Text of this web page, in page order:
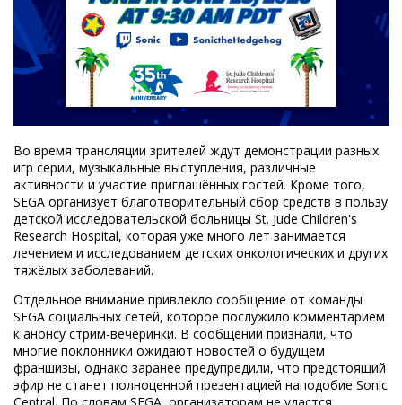
Во время трансляции зрителей ждут демонстрации разных
игр серии, музыкальные выступления, различные
активности и участие приглашённых гостей. Кроме того,
SEGA организует благотворительный сбор средств в пользу
детской исследовательской больницы St. Jude Children's
Research Hospital, которая уже много лет занимается
лечением и исследованием детских онкологических и других
тяжёлых заболеваний.
Отдельное внимание привлекло сообщение от команды
SEGA социальных сетей, которое послужило комментарием
к анонсу стрим-вечеринки. В сообщении признали, что
многие поклонники ожидают новостей о будущем
франшизы, однако заранее предупредили, что предстоящий
эфир не станет полноценной презентацией наподобие Sonic